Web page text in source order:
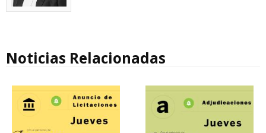
Noticias Relacionadas